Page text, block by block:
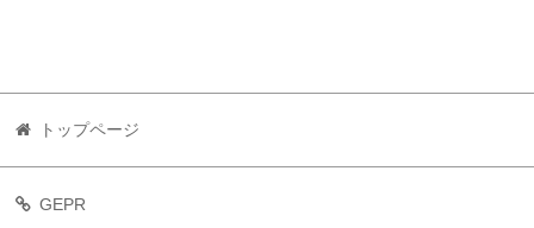
トップページ
GEPR